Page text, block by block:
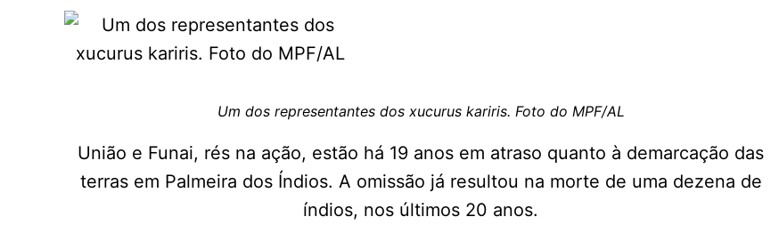
Um dos representantes dos xucurus kariris. Foto do MPF/AL
União e Funai, rés na ação, estão há 19 anos em atraso quanto à demarcação das
terras em Palmeira dos Índios. A omissão já resultou na morte de uma dezena de
índios, nos últimos 20 anos.